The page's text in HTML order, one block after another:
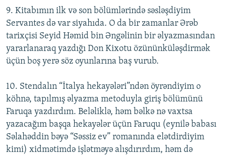
9. Kitabımın ilk və son bölümlərində səsləşdiyim
Servantes də var siyahıda. O da bir zamanlar Ərəb
tarixçisi Seyid Həmid bin Əngəlinin bir əlyazmasından
yararlanaraq yazdığı Don Kixotu özününküləşdirmək
üçün boş yerə söz oyunlarına baş vurub.
10. Stendalın “İtalya hekayələri”ndən öyrəndiyim o
köhnə, tapılmış əlyazma metoduyla giriş bölümünü
Faruqa yazdırdım. Beləliklə, həm bəlkə nə vaxtsa
yazacağım başqa hekayələr üçün Faruqu (eynilə babası
Səlahəddin bəyə “Səssiz ev” romanında elətdirdiyim
kimi) xidmətimdə işlətməyə alışdırırdım, həm də